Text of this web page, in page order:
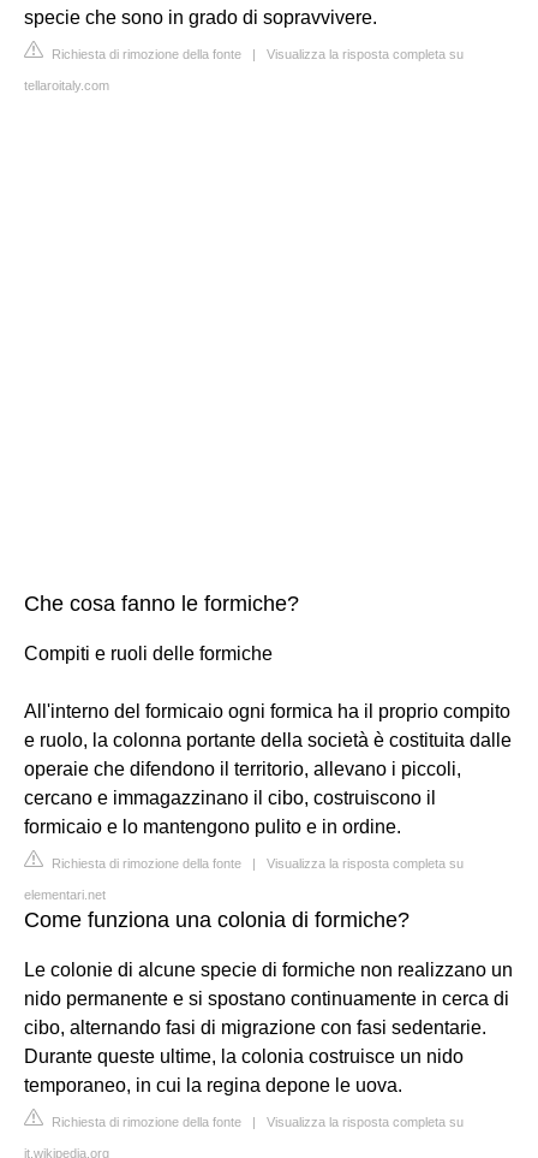
specie che sono in grado di sopravvivere.
Richiesta di rimozione della fonte | Visualizza la risposta completa su
tellaroitaly.com
Che cosa fanno le formiche?
Compiti e ruoli delle formiche
All'interno del formicaio ogni formica ha il proprio compito
e ruolo, la colonna portante della società è costituita dalle
operaie che difendono il territorio, allevano i piccoli,
cercano e immagazzinano il cibo, costruiscono il
formicaio e lo mantengono pulito e in ordine.
Richiesta di rimozione della fonte | Visualizza la risposta completa su
elementari.net
Come funziona una colonia di formiche?
Le colonie di alcune specie di formiche non realizzano un
nido permanente e si spostano continuamente in cerca di
cibo, alternando fasi di migrazione con fasi sedentarie.
Durante queste ultime, la colonia costruisce un nido
temporaneo, in cui la regina depone le uova.
Richiesta di rimozione della fonte | Visualizza la risposta completa su
it.wikipedia.org